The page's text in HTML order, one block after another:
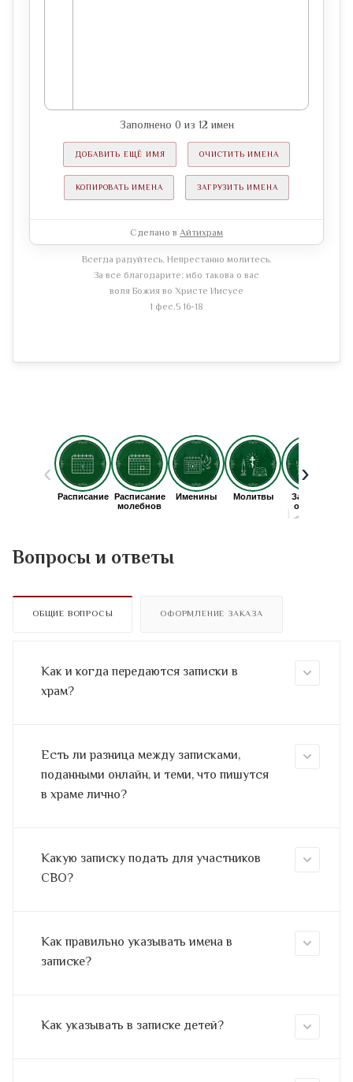
Заполнено 0 из 12 имен
ДОБАВИТЬ ЕЩЁ ИМЯ ОЧИСТИТЬ ИМЕНА
КОПИРОВАТЬ ИМЕНА ЗАГРУЗИТЬ ИМЕНА
Сделано в Айтихрам
Всегда радуйтесь. Непрестанно молитесь.
За все благодарите: ибо такова о вас
воля Божия во Христе Иисусе
1 фес.5 16-18
Вопросы и ответы
ОБЩИЕ ВОПРОСЫ ОФОРМЛЕНИЕ ЗАКАЗА
Как и когда передаются записки в
храм?
Есть ли разница между записками,
поданными онлайн, и теми, что пишутся
в храме лично?
Какую записку подать для участников
СВО?
Как правильно указывать имена в
записке?
Как указывать в записке детей?